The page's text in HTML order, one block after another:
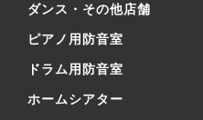
ダンス・その他店舗
ピアノ用防音室
ドラム用防音室
ホームシアター